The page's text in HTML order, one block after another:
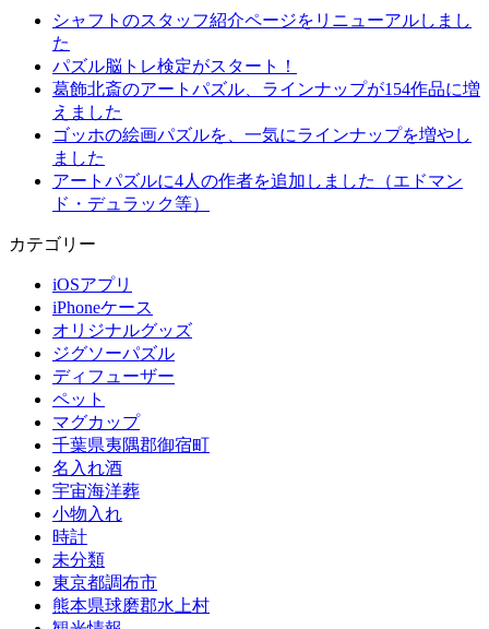
シャフトのスタッフ紹介ページをリニューアルしまし
た
パズル脳トレ検定がスタート！
葛飾北斎のアートパズル、ラインナップが154作品に増
えました
ゴッホの絵画パズルを、一気にラインナップを増やし
ました
アートパズルに4人の作者を追加しました（エドマン
ド・デュラック等）
カテゴリー
iOSアプリ
iPhoneケース
オリジナルグッズ
ジグソーパズル
ディフューザー
ペット
マグカップ
千葉県夷隅郡御宿町
名入れ酒
宇宙海洋葬
小物入れ
時計
未分類
東京都調布市
熊本県球磨郡水上村